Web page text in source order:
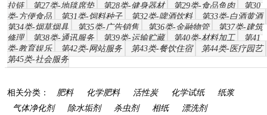
拉链
第27类-地毯席垫 第28类-健身器材 第29类-食品鱼肉
第30
类-方便食品
第31类-饲料种子 第32类-啤酒饮料
第33类-白酒黄酒
第34类-烟草烟具
第35类-广告销售 第36类-金融物管
第37类-建筑
修理
第38类-通讯服务 第39类-运输贮藏 第40类-材料加工
第41
类-教育娱乐
第42类-网站服务 第43类-餐饮住宿
第44类-医疗园艺
第45类-社会服务
相关分类： 肥料 化学肥料 活性炭 化学试纸
纸浆
气体净化剂
除水垢剂 杀虫剂 相纸 漂洗剂